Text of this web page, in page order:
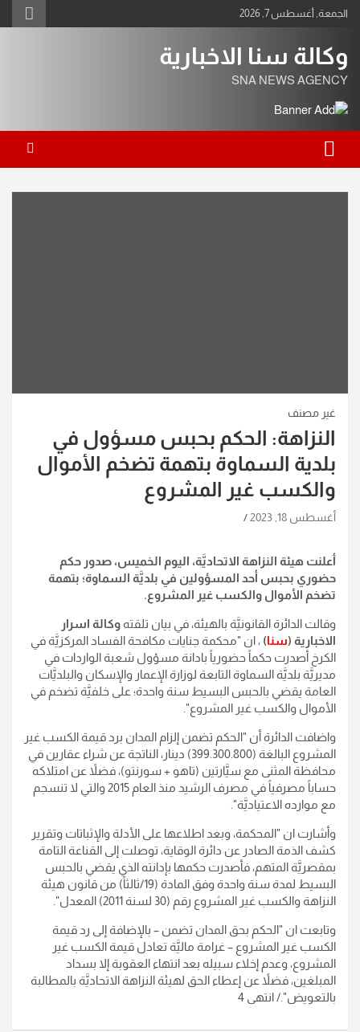
Skipالجمعة, أغسطس 7, 2026
وكالة سنا الاخبارية
SNA NEWS AGENCY
غير مصنف
النزاهة: الحكم بحبس مسؤول في
بلدية السماوة بتهمة تضخم الأموال
والكسب غير المشروع
أغسطس 18, 2023
أعلنت هيئة النزاهة الاتحاديَّة، اليوم الخميس، صدور حكم
حضوري بحبس أحد المسؤولين في بلديَّة السماوة؛ بتهمة
تضخم الأموال والكسب غير المشروع.
وقالت الدائرة القانونيَّة بالهيئة، في بيان تلقتهوكالة اسرار
الاخبارية (سنا) ، ان "محكمة جنايات مكافحة الفساد المركزيَّة في
الكرخ أصدرت حكماً حضورياً بادانة مسؤول شعبة الواردات في
مديريَّة بلديَّة السماوة التابعة لوزارة الإعمار والإسكان والبلديَّات
العامة يقضي بالحبس البسيط سنة واحدة؛ على خلفيَّة تضخم في
الأموال والكسب غير المشروع".
واضافت الدائرة أن "الحكم تضمن إلزام المدان برد قيمة الكسب غير
المشروع البالغة (399.300.800) دينار، الناتجة عن شراء عقارين في
محافظة المثنى مع سيَّارتين (تاهو + سورنتو)، فضلاً عن امتلاكه
حساباً مصرفياً في مصرف الرشيد منذ العام 2015 والتي لا تنسجم
مع موارده الاعتياديَّة".
وأشارت ان "المحكمة، وبعد اطلاعها على الأدلة والإثباتات وتقرير
كشف الذمة الصادر عن دائرة الوقاية، توصلت إلى القناعة التامة
بمقصريَّة المتهم، فأصدرت حكمها بإدانته الذي يقضي بالحبس
البسيط لمدة سنة واحدة وفق المادة (19/ثالثاً) من قانون هيئة
النزاهة والكسب غير المشروع رقم (30 لسنة 2011) المعدل".
وتابعت ان "الحكم بحق المدان تضمن – بالإضافة إلى رد قيمة
الكسب غير المشروع – غرامة ماليَّة تعادل قيمة الكسب غير
المشروع، وعدم إخلاء سبيله بعد انتهاء العقوبة إلا بسداد
المبلغين، فضلاً عن إعطاء الحق لهيئة النزاهة الاتحاديَّة بالمطالبة
بالتعويض"./ انتهى 4